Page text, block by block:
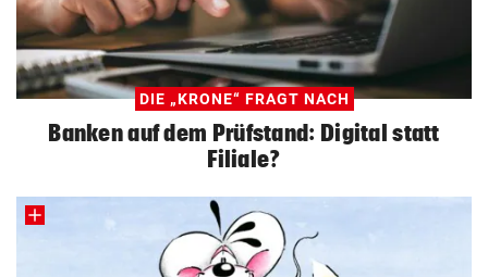
DIE „KRONE“ FRAGT NACH
Banken auf dem Prüfstand: Digital statt
Filiale?